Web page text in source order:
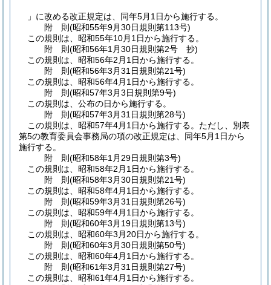
」に改める改正規定は、同年5月1日から施行する。
附 則(昭和55年9月30日規則第113号)
この規則は、昭和55年10月1日から施行する。
附 則(昭和56年1月30日規則第2号 抄)
この規則は、昭和56年2月1日から施行する。
附 則(昭和56年3月31日規則第21号)
この規則は、昭和56年4月1日から施行する。
附 則(昭和57年3月3日規則第9号)
この規則は、公布の日から施行する。
附 則(昭和57年3月31日規則第28号)
この規則は、昭和57年4月1日から施行する。 ただし、別表
第5の教育委員会事務局の項の改正規定は、同年5月1日から
施行する。
附 則(昭和58年1月29日規則第3号)
この規則は、昭和58年2月1日から施行する。
附 則(昭和58年3月30日規則第21号)
この規則は、昭和58年4月1日から施行する。
附 則(昭和59年3月31日規則第26号)
この規則は、昭和59年4月1日から施行する。
附 則(昭和60年3月19日規則第13号)
この規則は、昭和60年3月20日から施行する。
附 則(昭和60年3月30日規則第50号)
この規則は、昭和60年4月1日から施行する。
附 則(昭和61年3月31日規則第27号)
この規則は、昭和61年4月1日から施行する。